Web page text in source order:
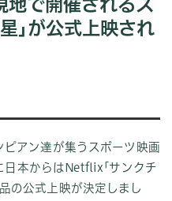
地で開催されるス
｣が公式上映され
アン達が集うスポーツ映画
日本からはNetflix｢サンクチ
の公式上映が決定しまし